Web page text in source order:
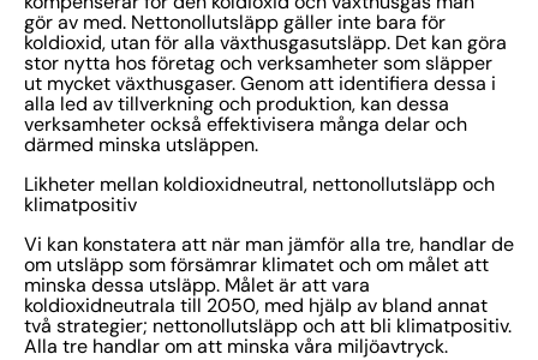
gör av med. Nettonollutsläpp gäller inte bara för
koldioxid, utan för alla växthusgasutsläpp. Det kan göra
stor nytta hos företag och verksamheter som släpper
ut mycket växthusgaser. Genom att identifiera dessa i
alla led av tillverkning och produktion, kan dessa
verksamheter också effektivisera många delar och
därmed minska utsläppen.
Likheter mellan koldioxidneutral, nettonollutsläpp och
klimatpositiv
Vi kan konstatera att när man jämför alla tre, handlar de
om utsläpp som försämrar klimatet och om målet att
minska dessa utsläpp. Målet är att vara
koldioxidneutrala till 2050, med hjälp av bland annat
två strategier; nettonollutsläpp och att bli klimatpositiv.
Alla tre handlar om att minska våra miljöavtryck.